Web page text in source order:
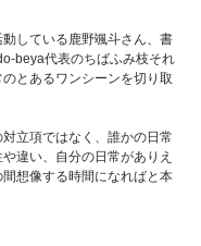
している鹿野颯斗さん、書
beya代表のちばふみ枝それ
とあるワンシーンを切り取
立項ではなく、誰かの日常
違い、自分の日常がありえ
想像する時間になればと本